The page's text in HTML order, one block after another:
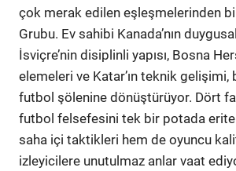
çok merak edilen eşleşmelerinden
Grubu. Ev sahibi Kanada’nın
İsviçre’nin disiplinli yapısı, Bosna
elemeleri ve Katar’ın teknik
futbol şölenine dönüştürüyor. Dört
futbol felsefesini tek bir potada
saha içi taktikleri hem de oyuncu
izleyicilere unutulmaz anlar vaat